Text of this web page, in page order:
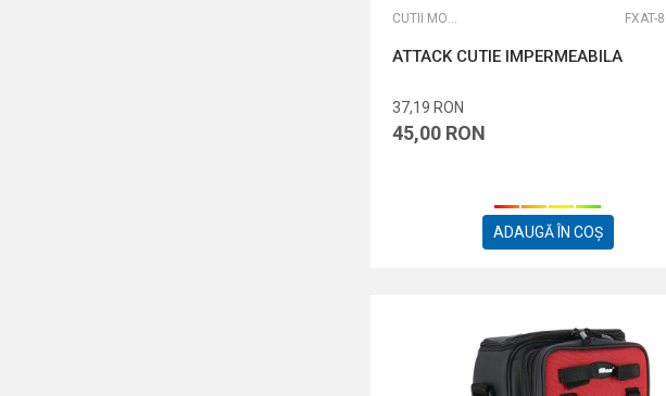
CUTII MONTURI ȘI ACCESORII FXAT-
ATTACK CUTIE IMPERMEABILA
37,19 RON
45,00 RON
ADAUGĂ ÎN COȘ